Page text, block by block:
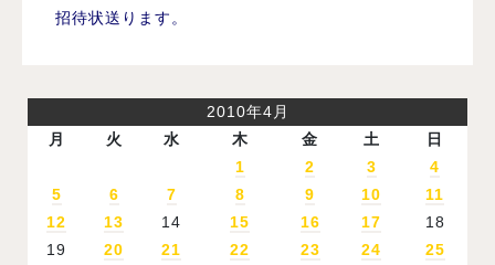
招待状送ります。
2010年4月
月
火 水 木 金 土 日
1 2 3
4
5
6 7 8 9 10
11
12
13 14 15 16 17
18
19
20 21 22 23 24
25